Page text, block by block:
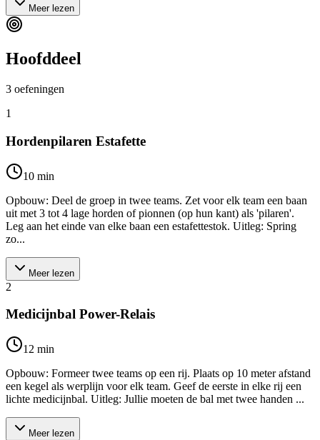
Meer lezen
Hoofddeel
3 oefeningen
1
Hordenpilaren Estafette
10 min
Opbouw: Deel de groep in twee teams. Zet voor elk team een baan
uit met 3 tot 4 lage horden of pionnen (op hun kant) als 'pilaren'.
Leg aan het einde van elke baan een estafettestok. Uitleg: Spring
zo...
Meer lezen
2
Medicijnbal Power-Relais
12 min
Opbouw: Formeer twee teams op een rij. Plaats op 10 meter afstand
een kegel als werplijn voor elk team. Geef de eerste in elke rij een
lichte medicijnbal. Uitleg: Jullie moeten de bal met twee handen ...
Meer lezen